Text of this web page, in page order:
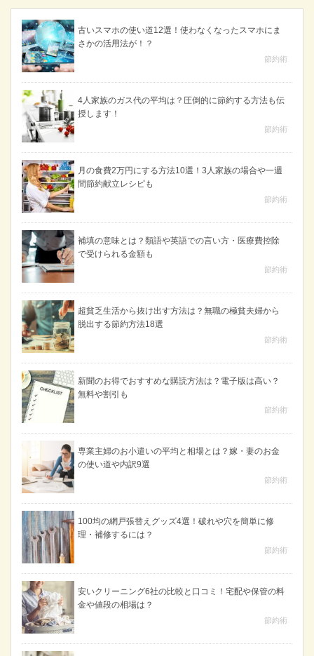
古いスマホの使い道12選！使わなくなったスマホにま
さかの活用法が！？
節約術
4人家族のガス代の平均は？圧倒的に節約する方法も伝
授します！
節約術
月の食費2万円にする方法10選！3人家族の場合や一週
間節約献立レシピも
節約術
補填の意味とは？類語や英語での言い方・医療費控除
で受けられる金額も
節約術
超貧乏生活から抜け出す方法は？無職の極貧夫婦から
脱出する節約方法18選
節約術
新聞のお得でおすすめな購読方法は？電子版は高い？
無料や割引も
節約術
専業主婦のお小遣いの平均と相場とは？嫁・妻のお金
の使い道や内訳9選
節約術
100均の網戸張替えグッズ4選！破れや穴を簡単に修
理・補修するには？
節約術
安いクリーニング6社の比較と口コミ！宅配や保管の料
金や値段の相場は？
節約術